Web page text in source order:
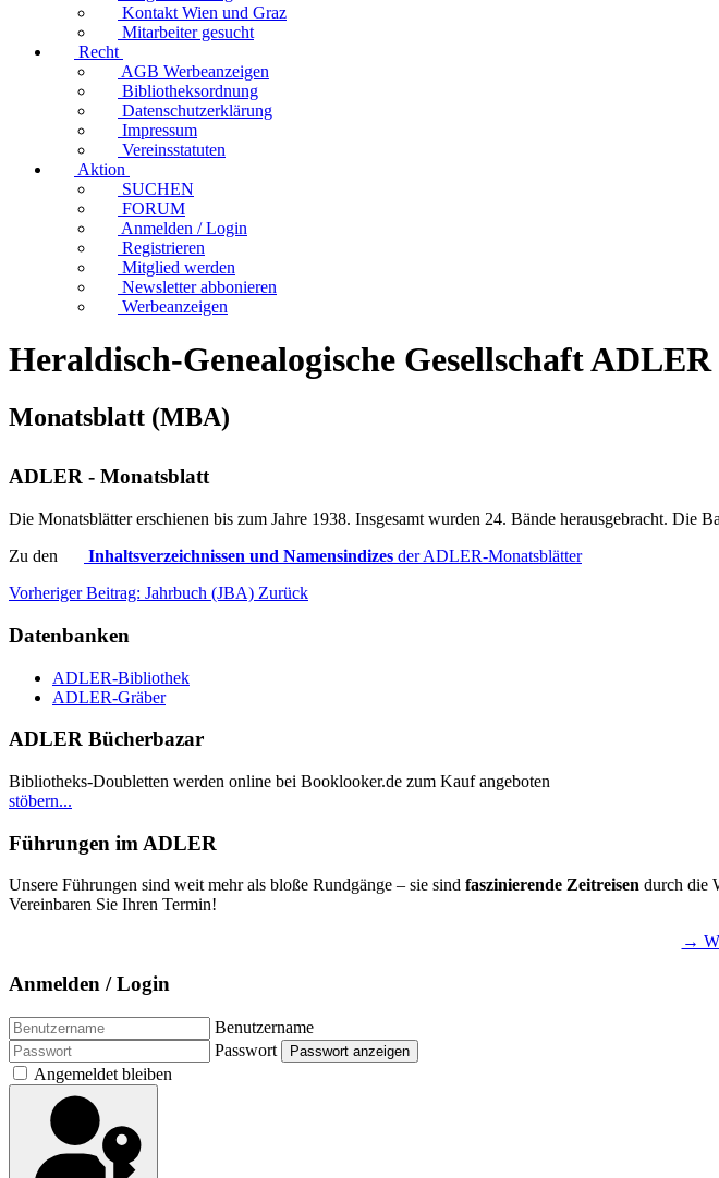
Kontakt Wien und Graz
Mitarbeiter gesucht
Recht
AGB Werbeanzeigen
Bibliotheksordnung
Datenschutzerklärung
Impressum
Vereinsstatuten
Aktion
SUCHEN
FORUM
Anmelden / Login
Registrieren
Mitglied werden
Newsletter abbonieren
Werbeanzeigen
Heraldisch-Genealogische Gesellschaft ADLER
Monatsblatt (MBA)
ADLER - Monatsblatt
Die Monatsblätter erschienen bis zum Jahre 1938. Insgesamt wurden 24. Bände herausgebracht. Die
Zu den
Inhaltsverzeichnissen und Namensindizes der ADLER-Monatsblätter
Vorheriger Beitrag: Jahrbuch (JBA) Zurück
Datenbanken
ADLER-Bibliothek
ADLER-Gräber
ADLER Bücherbazar
Bibliotheks-Doubletten werden online bei Booklooker.de zum Kauf angeboten
stöbern...
Führungen im ADLER
Unsere Führungen sind weit mehr als bloße Rundgänge – sie sind faszinierende Zeitreisen durch die
Vereinbaren Sie Ihren Termin!
→
Anmelden / Login
Benutzername
Passwort
Passwort anzeigen
Angemeldet bleiben